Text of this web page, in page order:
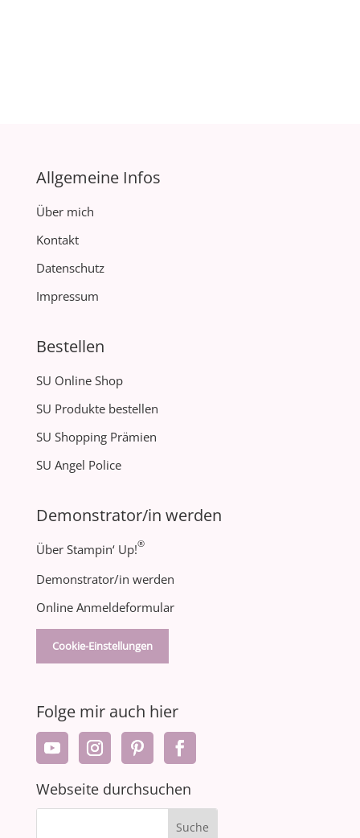
Allgemeine Infos
Über mich
Kontakt
Datenschutz
Impressum
Bestellen
SU Online Shop
SU Produkte bestellen
SU Shopping Prämien
SU Angel Police
Demonstrator/in werden
Über Stampin‘ Up!®
Demonstrator/in werden
Online Anmeldeformular
Cookie-Einstellungen
Folge mir auch hier
Webseite durchsuchen